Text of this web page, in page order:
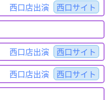
西口店出演 西口サイト
西口店出演 西口サイト
西口店出演 西口サイト